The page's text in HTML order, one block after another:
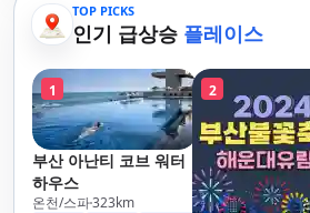
TOP PICKS
인기 급상승 플레이스
1
부산 아난티 코브 워터
하우스
온천/스파323km
2